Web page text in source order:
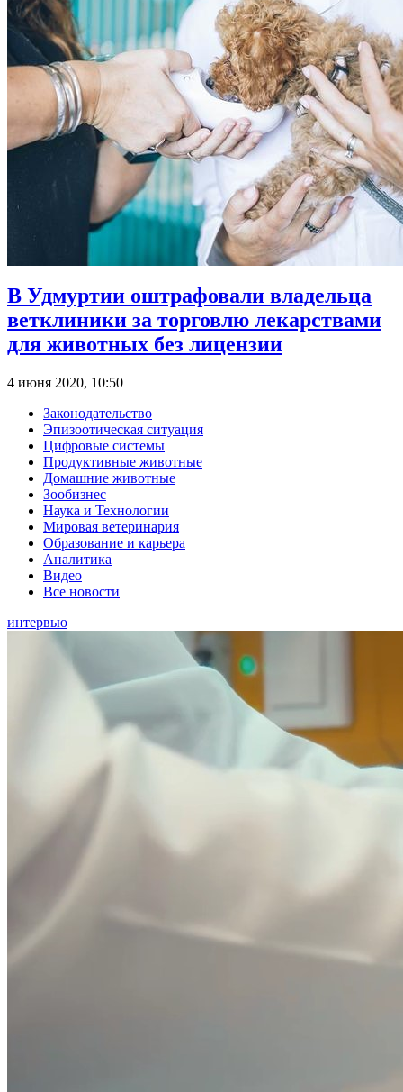
В Удмуртии оштрафовали владельца
ветклиники за торговлю лекарствами
для животных без лицензии
4 июня 2020, 10:50
Законодательство
Эпизоотическая ситуация
Цифровые системы
Продуктивные животные
Домашние животные
Зообизнес
Наука и Технологии
Мировая ветеринария
Образование и карьера
Аналитика
Видео
Все новости
интервью